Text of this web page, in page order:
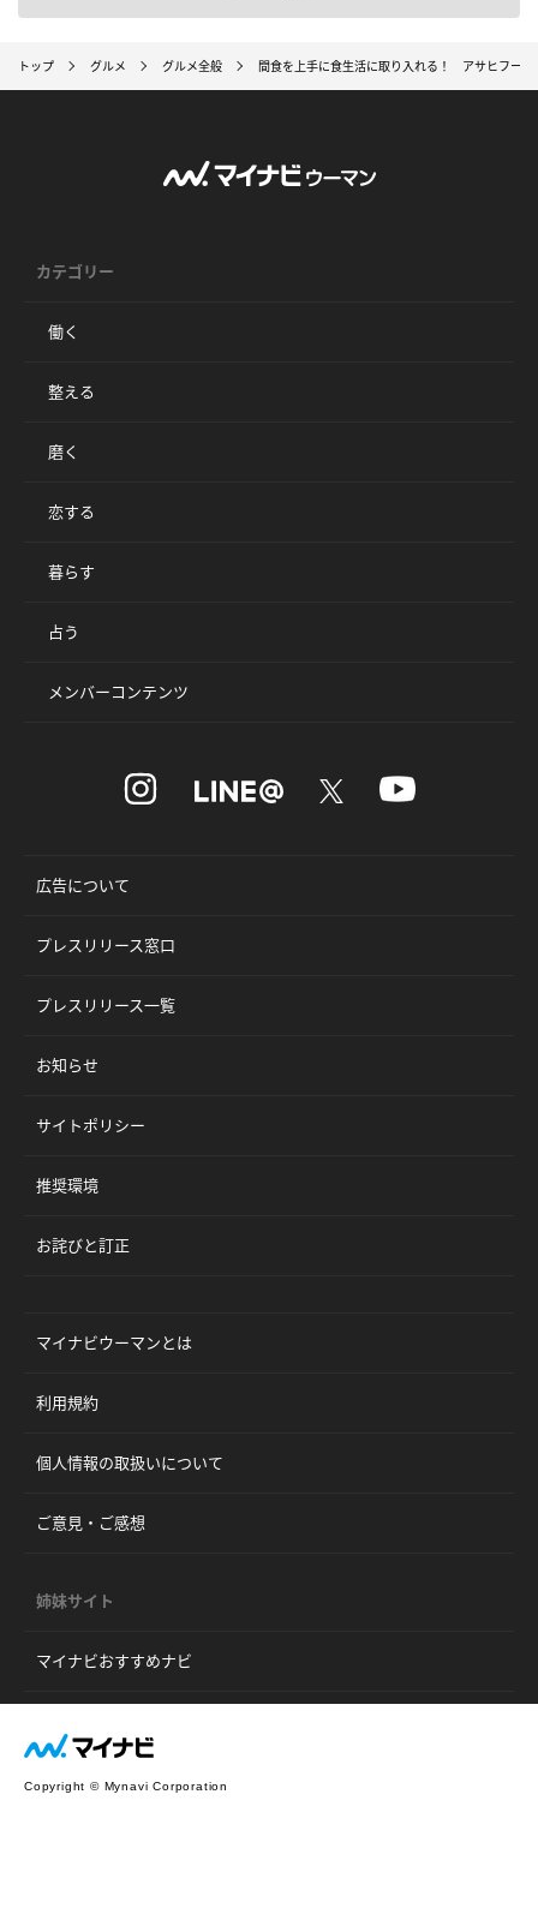
トップ グルメ グルメ全般 間食を上手に食生活に取り入れる！ アサヒフー
カテゴリー
働く
整える
磨く
恋する
暮らす
占う
メンバーコンテンツ
広告について
プレスリリース窓口
プレスリリース一覧
お知らせ
サイトポリシー
推奨環境
お詫びと訂正
マイナビウーマンとは
利用規約
個人情報の取扱いについて
ご意見・ご感想
姉妹サイト
マイナビおすすめナビ
Copyright © Mynavi Corporation